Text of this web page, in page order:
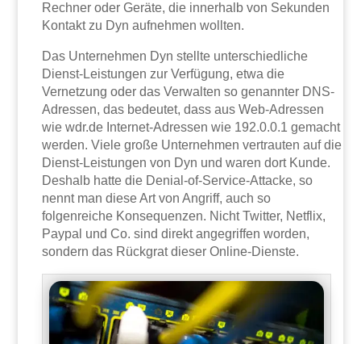
Rechner oder Geräte, die innerhalb von Sekunden
Kontakt zu Dyn aufnehmen wollten.
Das Unternehmen Dyn stellte unterschiedliche
Dienst-Leistungen zur Verfügung, etwa die
Vernetzung oder das Verwalten so genannter DNS-
Adressen, das bedeutet, dass aus Web-Adressen
wie wdr.de Internet-Adressen wie 192.0.0.1 gemacht
werden. Viele große Unternehmen vertrauten auf die
Dienst-Leistungen von Dyn und waren dort Kunde.
Deshalb hatte die Denial-of-Service-Attacke, so
nennt man diese Art von Angriff, auch so
folgenreiche Konsequenzen. Nicht Twitter, Netflix,
Paypal und Co. sind direkt angegriffen worden,
sondern das Rückgrat dieser Online-Dienste.